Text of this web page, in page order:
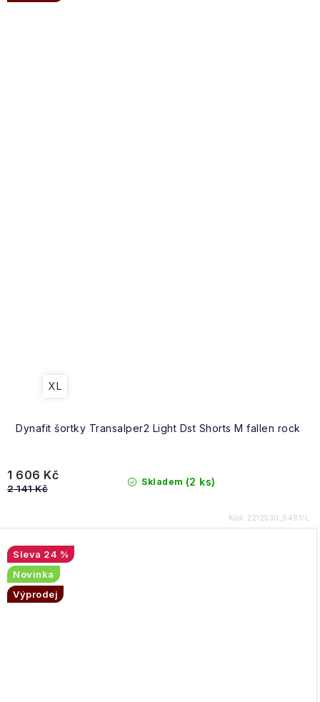
Dynafit šortky Transalper2 Light Dst Shorts M fallen rock
XL
Skladem (2 ks)
1 606 Kč
2 141 Kč
Kód: 2212530_5491/L
24 %
Novinka
Výprodej